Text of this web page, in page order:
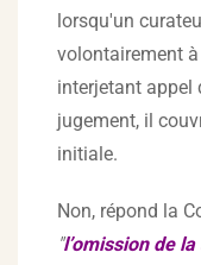
lorsqu'un
volontairement à
interjetant appel
jugement, il
initiale.
Non, répond la
"l’omission de